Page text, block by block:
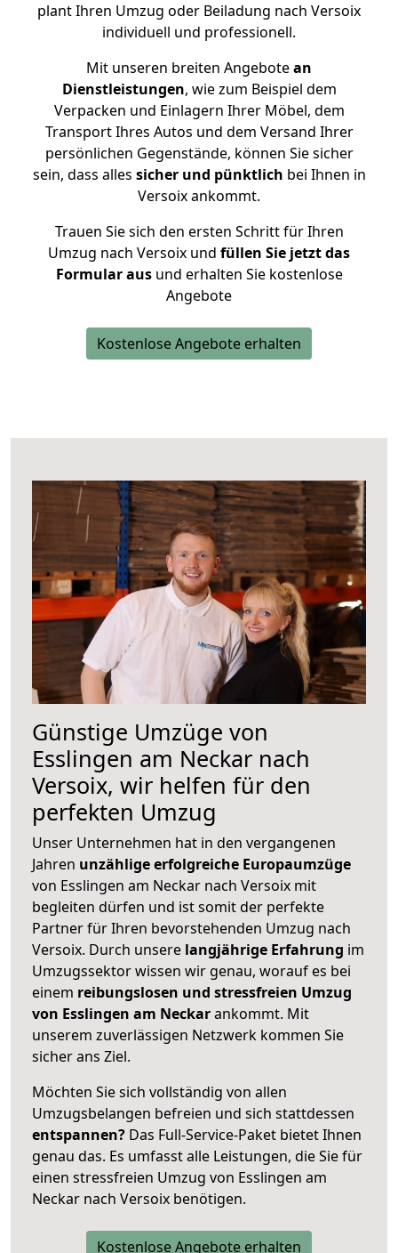
plant Ihren Umzug oder Beiladung nach Versoix
individuell und professionell.
Mit unseren breiten Angebotean
Dienstleistungen, wie zum Beispiel dem
Verpacken und Einlagern Ihrer Möbel, dem
Transport Ihres Autos und dem Versand Ihrer
persönlichen Gegenstände, können Sie sicher
sein, dass alles sicher und pünktlich bei Ihnen in
Versoix ankommt.
Trauen Sie sich den ersten Schritt für Ihren
Umzug nach Versoix und füllen Sie jetzt das
Formular ausund erhalten Sie kostenlose
Angebote
Kostenlose Angebote erhalten
Günstige Umzüge von
Esslingen am Neckar nach
Versoix, wir helfen für den
perfekten Umzug
Unser Unternehmen hat in den vergangenen
Jahren unzählige erfolgreiche Europaumzüge
von Esslingen am Neckar nach Versoix mit
begleiten dürfen und ist somit der perfekte
Partner für Ihren bevorstehenden Umzug nach
Versoix. Durch unsere langjährige Erfahrung im
Umzugssektor wissen wir genau, worauf es bei
einem reibungslosen und stressfreien Umzug
von Esslingen am Neckarankommt. Mit
unserem zuverlässigen Netzwerk kommen Sie
sicher ans Ziel.
Möchten Sie sich vollständig von allen
Umzugsbelangen befreien und sich stattdessen
entspannen? Das Full-Service-Paket bietet Ihnen
genau das. Es umfasst alle Leistungen, die Sie für
einen stressfreien Umzug von Esslingen am
Neckar nach Versoix benötigen.
Kostenlose Angebote erhalten